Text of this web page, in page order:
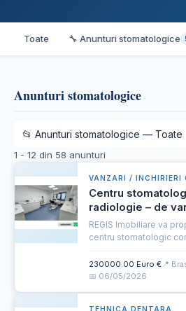
Toate 🔧 Anunturi stomatologice
Anunturi stomatologice
1 - 12 din 58 anunturi
VANZARI / INCHIRIERI
Centru
radiologie – de
REGIS Imobiliare va
centru stomatologic
Bucuresti, Brasov,
stomatologice
230000.00 Euro €📍
📅 06/05/2026
TEHNICA DENTARA